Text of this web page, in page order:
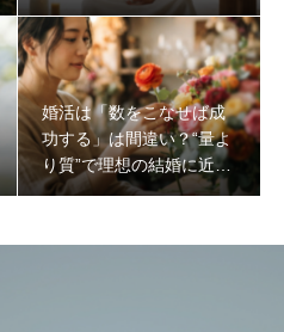
る婚活」とは？
婚活は「数をこなせば成
功する」は間違い？“量よ
り質”で理想の結婚に近づ
く方法